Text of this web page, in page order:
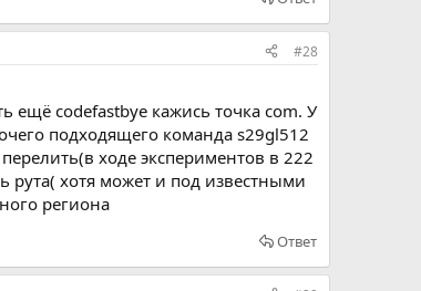
#28
ещё codefastbye кажись точка com. У
подходящего команда s29gl512
ходе экспериментов в 222
рута( хотя может и под известными
региона
Ответ